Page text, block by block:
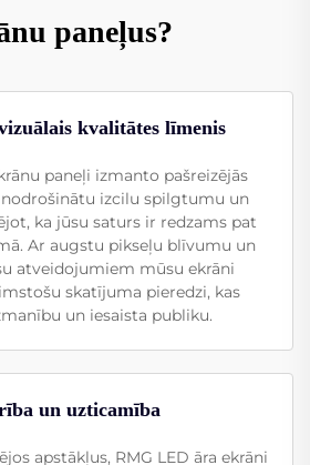
paneļus?
kvalitātes līmenis
paneļi izmanto pašreizējās
izcilu spilgtumu un
ka jūsu saturs ir redzams pat
Ar augstu pikseļu blīvumu un
atveidojumiem mūsu ekrāni
skatījuma pieredzi, kas
un iesaista publiku.
un uzticamība
apstākļus, RMG LED āra ekrāni